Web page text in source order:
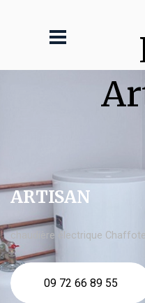
ARTISAN
chaudière électrique
09 72 66 89 55